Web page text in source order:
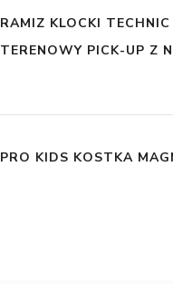
RAMIZ KLOCKI
TERENOWY PICK-UP Z
PRO KIDS KOSTKA